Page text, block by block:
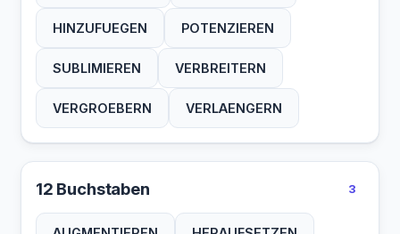
HINZUFUEGEN POTENZIEREN
SUBLIMIEREN VERBREITERN
VERGROEBERN VERLAENGERN
12 Buchstaben 3